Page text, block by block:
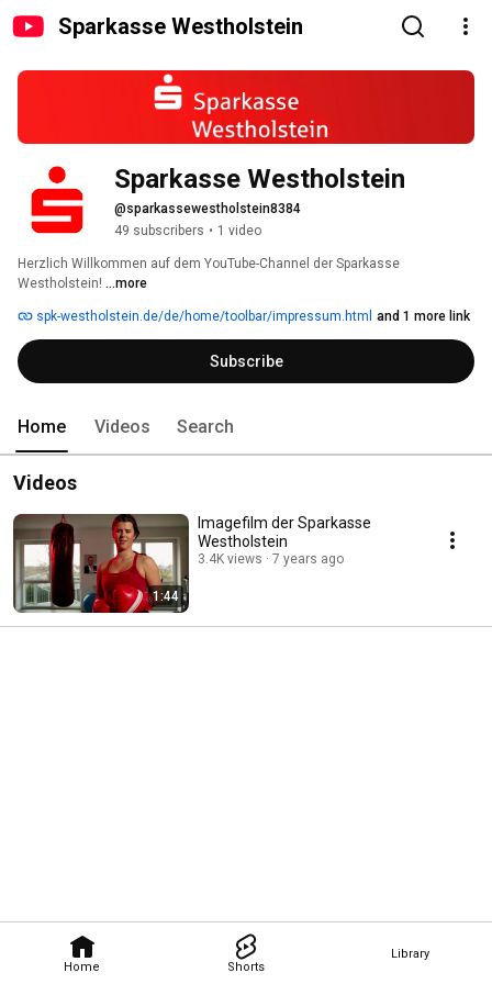
Sparkasse Westholstein
Home Shorts
Library
Sparkasse Westholstein
@sparkassewestholstein8384
49 subscribers • 1 video
Herzlich Willkommen auf dem YouTube-Channel der Sparkasse
Westholstein! ...more
spk-westholstein.de/de/home/toolbar/impressum.html and 1 more link
Subscribe
Home Videos Search
Videos
1:44
Imagefilm der Sparkasse
Westholstein
3.4K views 7 years ago